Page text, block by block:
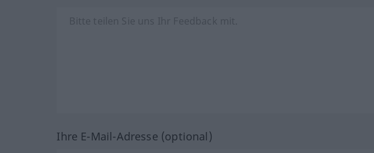
Ihre E-Mail-Adresse (optional)